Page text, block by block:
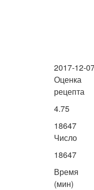
2017-12-
Оценка
рецепта
4.75
18647
Число
18647
Время
(мин)